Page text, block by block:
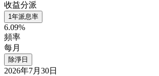
收益分派
1年派息率
6.09%
頻率
每月
除淨日
2026年7月30日